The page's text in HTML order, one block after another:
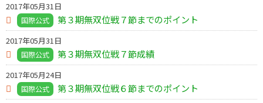
2017年05月31日
国際公式 第３期無双位戦７節までのポイント
2017年05月31日
国際公式 第３期無双位戦７節成績
2017年05月24日
国際公式 第３期無双位戦６節までのポイント